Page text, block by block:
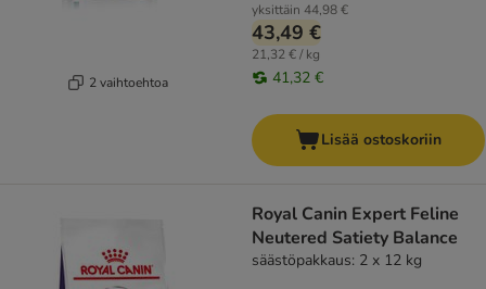
2 vaihtoehtoa
yksittäin 44,98 €
43,49 €
21,32 € / kg
41,32 €
Lisää ostoskoriin
Royal Canin Expert Feline
Neutered Satiety Balance
säästöpakkaus: 2 x 12 kg